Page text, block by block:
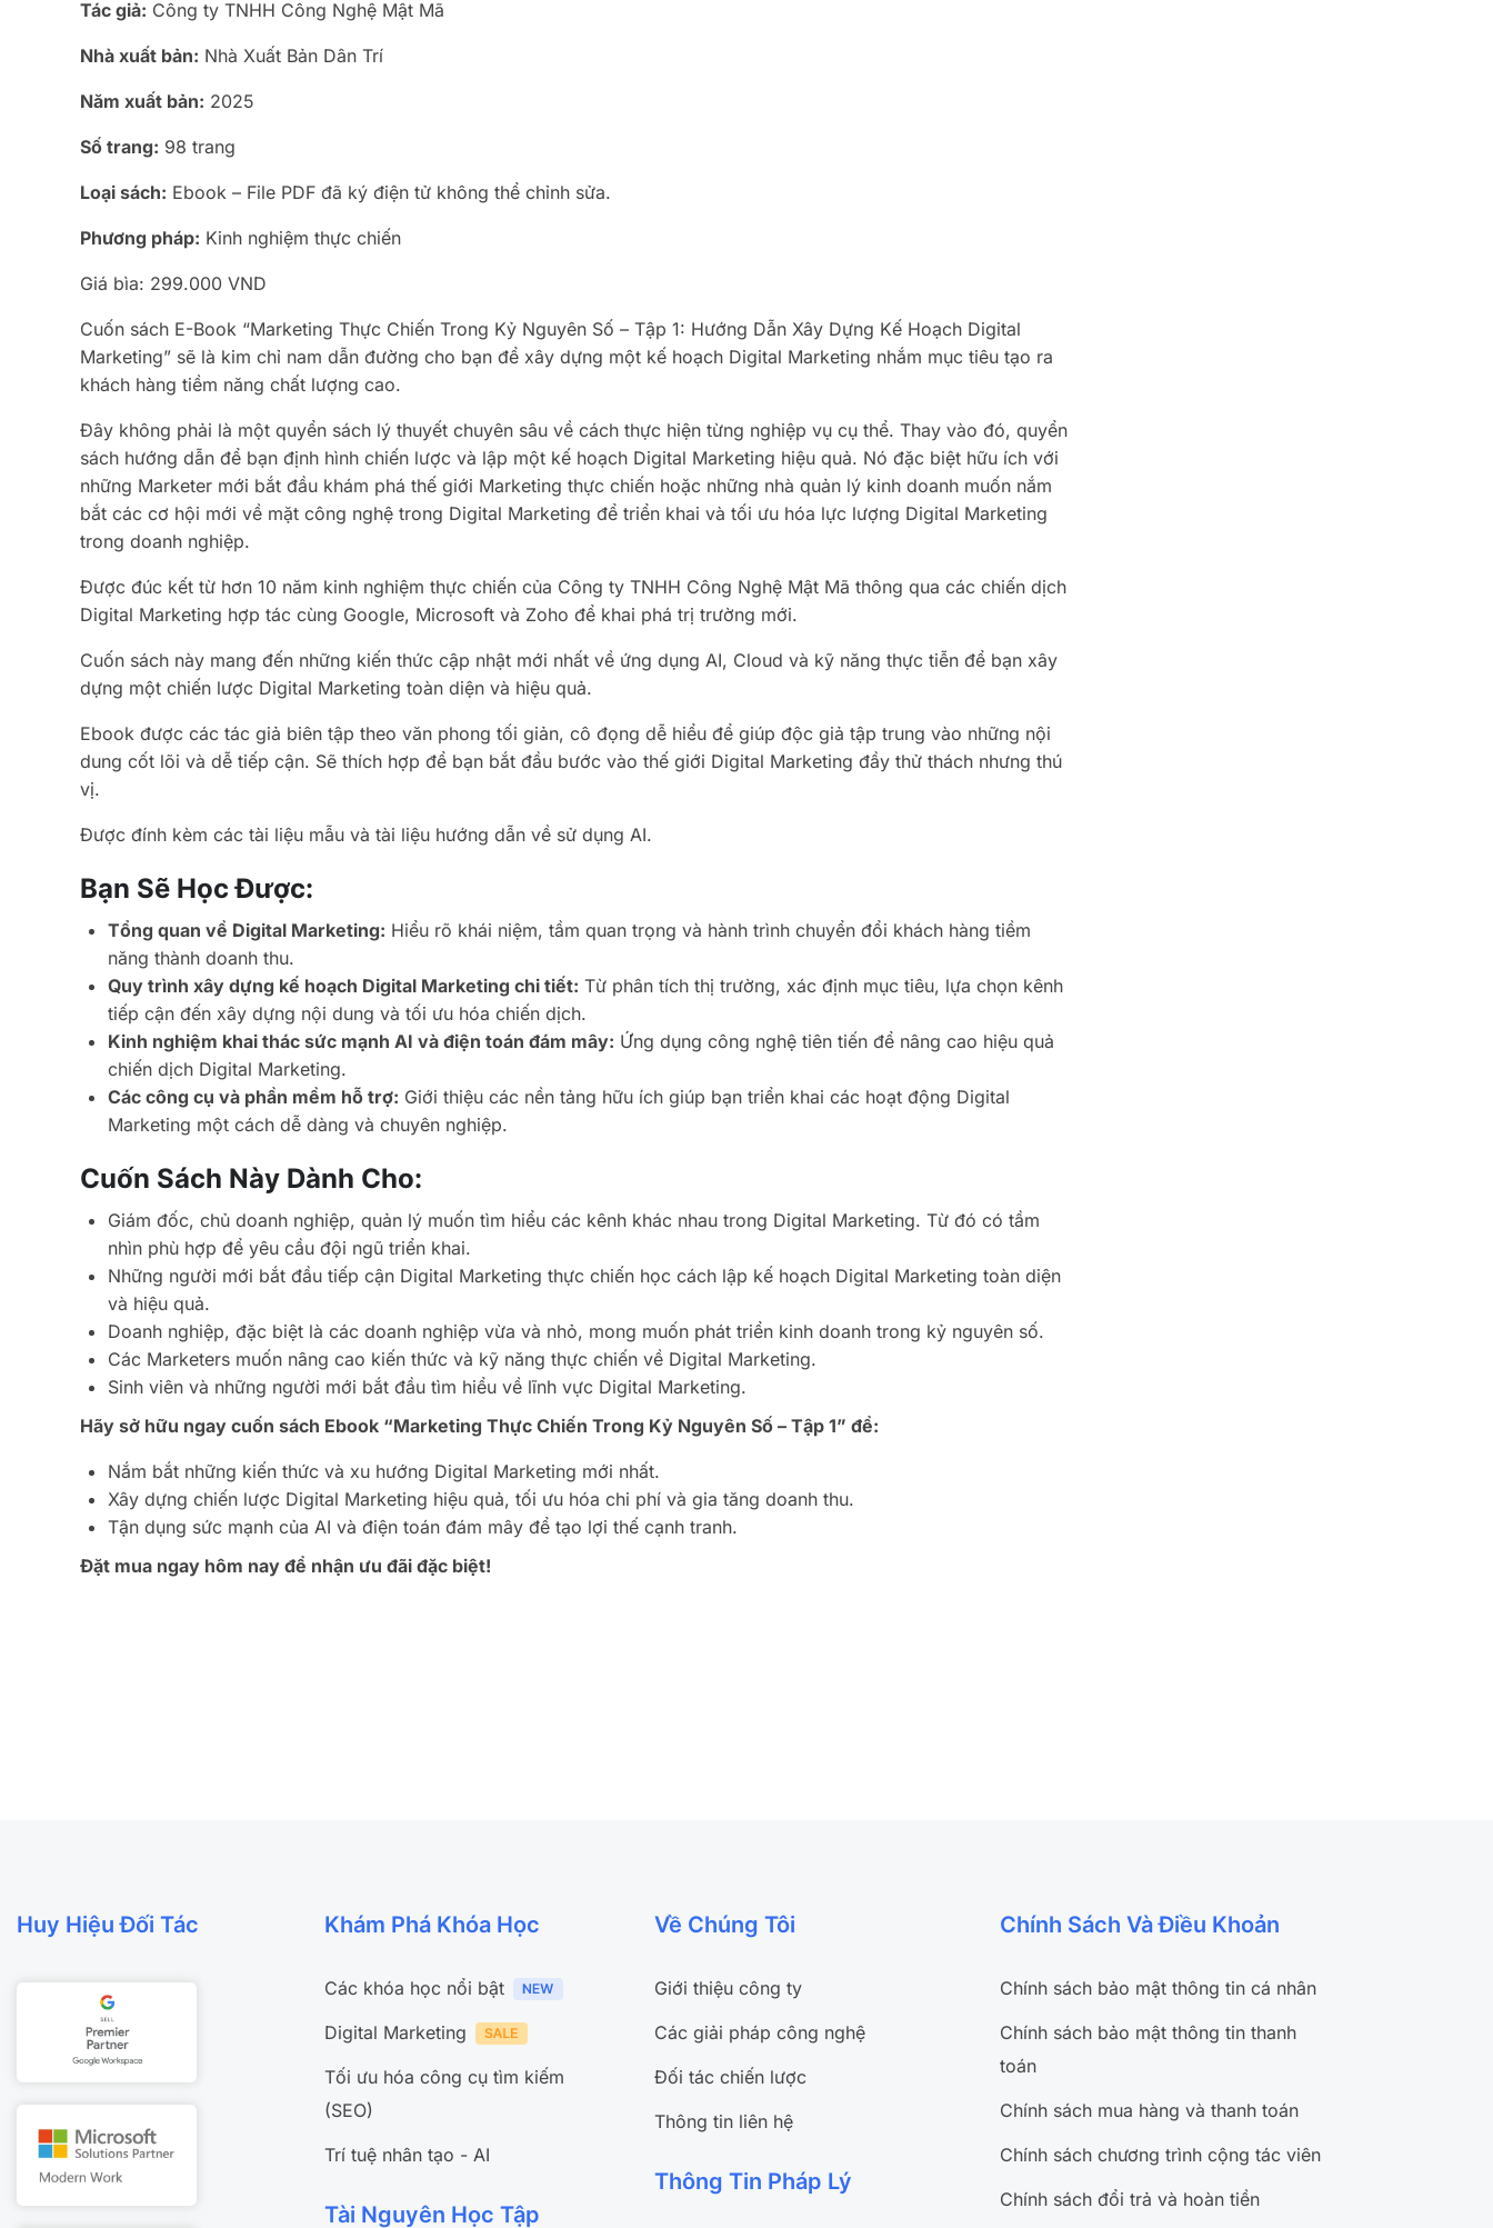
Tác giả: Công ty TNHH Công Nghệ Mật Mã
Nhà xuất bản: Nhà Xuất Bản Dân Trí
Năm xuất bản: 2025
Số trang: 98 trang
Loại sách: Ebook – File PDF đã ký điện tử không thể chỉnh sửa.
Phương pháp: Kinh nghiệm thực chiến
Giá bìa: 299.000 VND
Cuốn sách E-Book “Marketing Thực Chiến Trong Kỷ Nguyên Số – Tập 1: Hướng Dẫn Xây Dựng Kế Hoạch Digital
Marketing” sẽ là kim chỉ nam dẫn đường cho bạn để xây dựng một kế hoạch Digital Marketing nhắm mục tiêu tạo ra
khách hàng tiềm năng chất lượng cao.
Đây không phải là một quyển sách lý thuyết chuyên sâu về cách thực hiện từng nghiệp vụ cụ thể. Thay vào đó, quyển
sách hướng dẫn để bạn định hình chiến lược và lập một kế hoạch Digital Marketing hiệu quả. Nó đặc biệt hữu ích với
những Marketer mới bắt đầu khám phá thế giới Marketing thực chiến hoặc những nhà quản lý kinh doanh muốn nắm
bắt các cơ hội mới về mặt công nghệ trong Digital Marketing để triển khai và tối ưu hóa lực lượng Digital Marketing
trong doanh nghiệp.
Được đúc kết từ hơn 10 năm kinh nghiệm thực chiến của Công ty TNHH Công Nghệ Mật Mã thông qua các chiến dịch
Digital Marketing hợp tác cùng Google, Microsoft và Zoho để khai phá trị trường mới.
Cuốn sách này mang đến những kiến thức cập nhật mới nhất về ứng dụng AI, Cloud và kỹ năng thực tiễn để bạn xây
dựng một chiến lược Digital Marketing toàn diện và hiệu quả.
Ebook được các tác giả biên tập theo văn phong tối giản, cô đọng dễ hiểu để giúp độc giả tập trung vào những nội
dung cốt lõi và dễ tiếp cận. Sẽ thích hợp để bạn bắt đầu bước vào thế giới Digital Marketing đầy thử thách nhưng thú
vị.
Được đính kèm các tài liệu mẫu và tài liệu hướng dẫn về sử dụng AI.
Bạn Sẽ Học Được:
Tổng quan về Digital Marketing: Hiểu rõ khái niệm, tầm quan trọng và hành trình chuyển đổi khách hàng tiềm
năng thành doanh thu.
Quy trình xây dựng kế hoạch Digital Marketing chi tiết: Từ phân tích thị trường, xác định mục tiêu, lựa chọn kênh
tiếp cận đến xây dựng nội dung và tối ưu hóa chiến dịch.
Kinh nghiệm khai thác sức mạnh AI và điện toán đám mây: Ứng dụng công nghệ tiên tiến để nâng cao hiệu quả
chiến dịch Digital Marketing.
Các công cụ và phần mềm hỗ trợ: Giới thiệu các nền tảng hữu ích giúp bạn triển khai các hoạt động Digital
Marketing một cách dễ dàng và chuyên nghiệp.
Cuốn Sách Này Dành Cho:
Giám đốc, chủ doanh nghiệp, quản lý muốn tìm hiểu các kênh khác nhau trong Digital Marketing. Từ đó có tầm
nhìn phù hợp để yêu cầu đội ngũ triển khai.
Những người mới bắt đầu tiếp cận Digital Marketing thực chiến học cách lập kế hoạch Digital Marketing toàn diện
và hiệu quả.
Doanh nghiệp, đặc biệt là các doanh nghiệp vừa và nhỏ, mong muốn phát triển kinh doanh trong kỷ nguyên số.
Các Marketers muốn nâng cao kiến thức và kỹ năng thực chiến về Digital Marketing.
Sinh viên và những người mới bắt đầu tìm hiểu về lĩnh vực Digital Marketing.
Hãy sở hữu ngay cuốn sách Ebook “Marketing Thực Chiến Trong Kỷ Nguyên Số – Tập 1” để:
Nắm bắt những kiến thức và xu hướng Digital Marketing mới nhất.
Xây dựng chiến lược Digital Marketing hiệu quả, tối ưu hóa chi phí và gia tăng doanh thu.
Tận dụng sức mạnh của AI và điện toán đám mây để tạo lợi thế cạnh tranh.
Đặt mua ngay hôm nay để nhận ưu đãi đặc biệt!
Huy Hiệu Đối Tác Khám Phá Khóa Học
Các khóa học nổi bật
Digital Marketing
Tối ưu hóa công cụ tìm kiếm
(SEO)
Trí tuệ nhân tạo - AI
Tài Nguyên Học Tập
Về Chúng Tôi
Giới thiệu công ty
Các giải pháp công nghệ
Đối tác chiến lược
Thông tin liên hệ
Thông Tin Pháp Lý
Chính Sách Và Điều Khoản
Chính sách bảo mật thông tin cá nhân
Chính sách bảo mật thông tin thanh
toán
Chính sách mua hàng và thanh toán
Chính sách chương trình cộng tác viên
Chính sách đổi trả và hoàn tiền